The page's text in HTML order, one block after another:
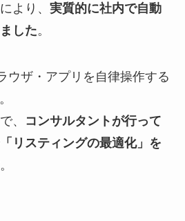
より、 実質的に社内で自動
した。
ウザ・アプリを自律操作する
、
コンサルタントが行って
リスティングの最適化」を